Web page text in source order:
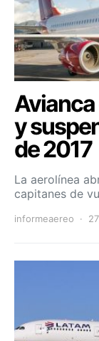
Avianca
y
de 2017
La aerolínea
capitanes de
informeaereo